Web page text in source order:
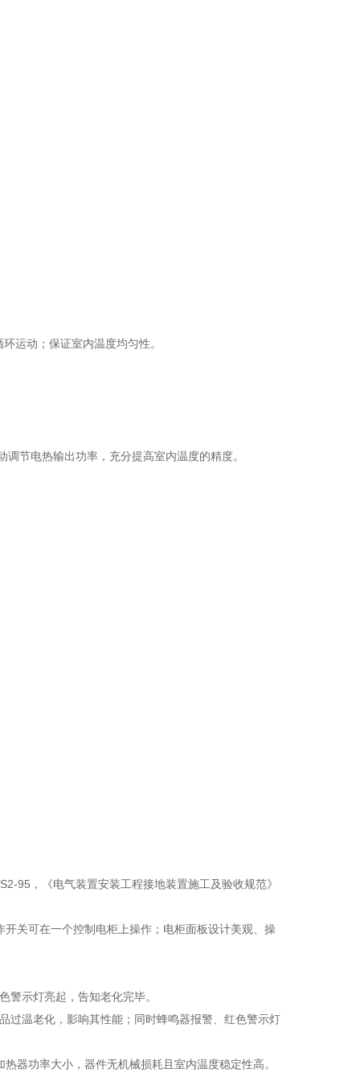
运动；保证室内温度均匀性。
节电热输出功率，充分提高室内温度的精度。
95，《电气装置安装工程接地装置施工及验收规范》
关可在一个控制电柜上操作；电柜面板设计美观、操
警示灯亮起，告知老化完毕。
过温老化，影响其性能；同时蜂鸣器报警、红色警示灯
器功率大小，器件无机械损耗且室内温度稳定性高。